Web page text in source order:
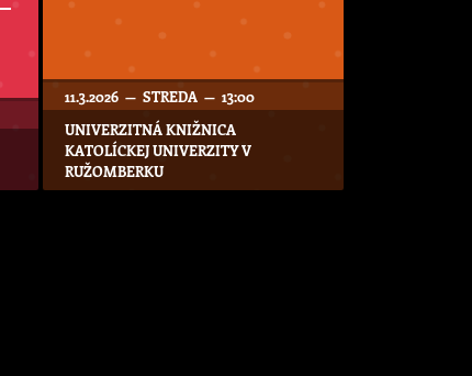
11.3.2026 — STREDA — 13:00
UNIVERZITNÁ KNIŽNICA
KATOLÍCKEJ UNIVERZITY V
RUŽOMBERKU